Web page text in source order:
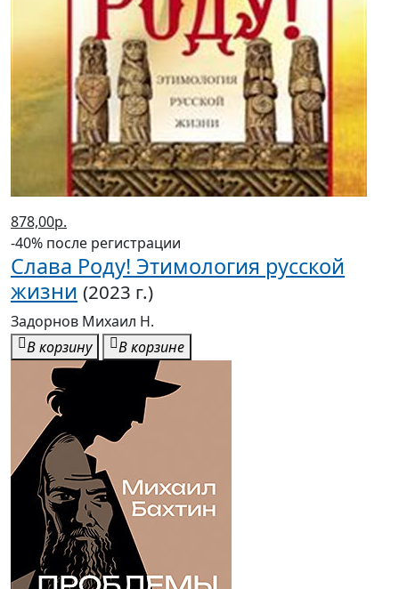
878,00р.
-40% после регистрации
Слава Роду! Этимология русской
жизни (2023 г.)
Задорнов Михаил Н.
В корзину
В корзине